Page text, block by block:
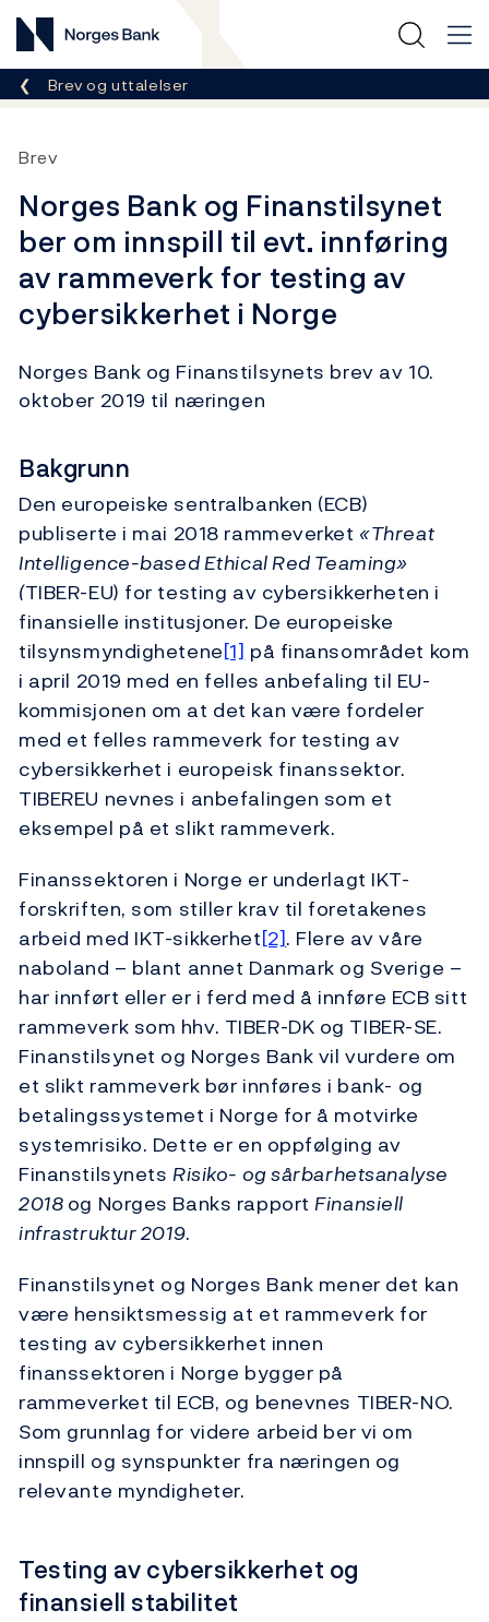
Norges Bank
Her er du nå:
Brev og uttalelser
Brev
Norges Bank og Finanstilsynet
ber om innspill til evt. innføring
av rammeverk for testing av
cybersikkerhet i Norge
Norges Bank og Finanstilsynets brev av 10.
oktober 2019 til næringen
Bakgrunn
Den europeiske sentralbanken (ECB)
publiserte i mai 2018 rammeverket «Threat
Intelligence-based Ethical Red Teaming»
(TIBER-EU) for testing av cybersikkerheten i
finansielle institusjoner. De europeiske
tilsynsmyndighetene[1] på finansområdet kom
i april 2019 med en felles anbefaling til EU­
kommisjonen om at det kan være fordeler
med et felles rammeverk for testing av
cybersikkerhet i europeisk finanssektor.
TIBER­EU nevnes i anbefalingen som et
eksempel på et slikt rammeverk.
Finanssektoren i Norge er underlagt IKT-
forskriften, som stiller krav til foretakenes
arbeid med IKT-sikkerhet[2]. Flere av våre
naboland – blant annet Danmark og Sverige –
har innført eller er i ferd med å innføre ECB sitt
rammeverk som hhv. TIBER-DK og TIBER-SE.
Finanstilsynet og Norges Bank vil vurdere om
et slikt rammeverk bør innføres i bank- og
betalingssystemet i Norge for å motvirke
systemrisiko. Dette er en oppfølging av
Finanstilsynets Risiko- og sårbarhetsanalyse
2018og Norges Banks rapportFinansiell
infrastruktur 2019.
Finanstilsynet og Norges Bank mener det kan
være hensiktsmessig at et rammeverk for
testing av cybersikkerhet innen
finanssektoren i Norge bygger på
rammeverket til ECB, og benevnes TIBER-NO.
Som grunnlag for videre arbeid ber vi om
innspill og synspunkter fra næringen og
relevante myndigheter.
Testing av cybersikkerhet og
finansiell stabilitet